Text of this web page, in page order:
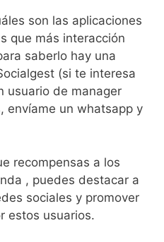
son las aplicaciones
que más interacción
saberlo hay una
(si te interesa
usuario de manager
envíame un whatsapp y
recompensas a los
, puedes destacar a
sociales y promover
estos usuarios.